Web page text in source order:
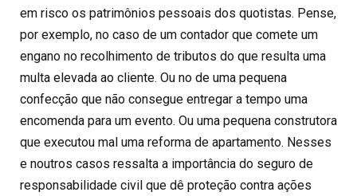
em risco os patrimônios pessoais dos quotistas. Pense,
por exemplo, no caso de um contador que comete um
engano no recolhimento de tributos do que resulta uma
multa elevada ao cliente. Ou no de uma pequena
confecção que não consegue entregar a tempo uma
encomenda para um evento. Ou uma pequena construtora
que executou mal uma reforma de apartamento. Nesses
e noutros casos ressalta a importância do seguro de
responsabilidade civil que dê proteção contra ações